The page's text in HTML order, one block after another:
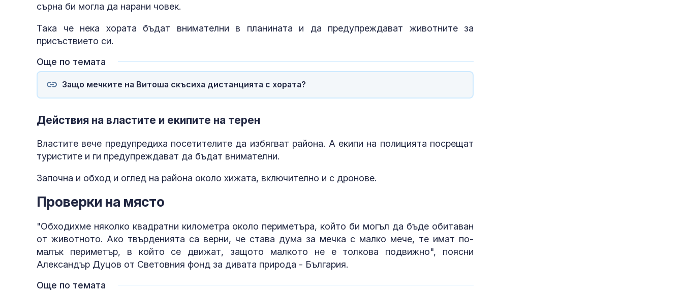
сърна би могла да нарани човек.
Така че нека хората бъдат внимателни в планината и да предупреждават животните за
присъствието си.
Още по темата
Защо мечките на Витоша скъсиха дистанцията с хората?
Действия на властите и екипите на терен
Властите вече предупредиха посетителите да избягват района. А екипи на полицията посрещат
туристите и ги предупреждават да бъдат внимателни.
Започна и обход и оглед на района около хижата, включително и с дронове.
Проверки на място
"Обходихме няколко квадратни километра около периметъра, който би могъл да бъде обитаван
от животното. Ако твърденията са верни, че става дума за мечка с малко мече, те имат по-
малък периметър, в който се движат, защото малкото не е толкова подвижно", поясни
Александър Дуцов от Световния фонд за дивата природа - България.
Още по темата